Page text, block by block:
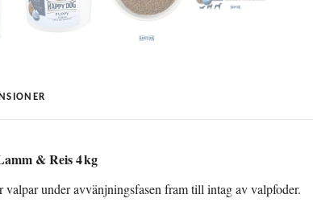
& Reis 4 kg
under avvänjningsfasen fram till intag av valpfoder.